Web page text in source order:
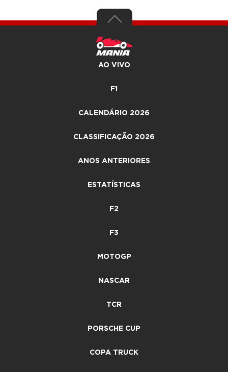
AO VIVO
F1
CALENDÁRIO 2026
CLASSIFICAÇÃO 2026
ANOS ANTERIORES
ESTATÍSTICAS
F2
F3
MOTOGP
NASCAR
TCR
PORSCHE CUP
COPA TRUCK